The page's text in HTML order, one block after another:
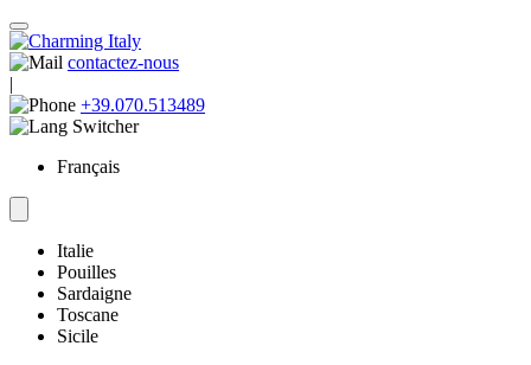
contactez-nous
|
+39.070.513489
Français
Italie
Pouilles
Sardaigne
Toscane
Sicile